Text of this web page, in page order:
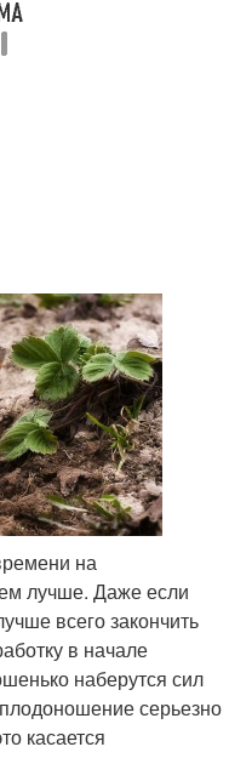
на
лучше. Даже если
всего закончить
в начале
наберутся сил
серьезно
касается